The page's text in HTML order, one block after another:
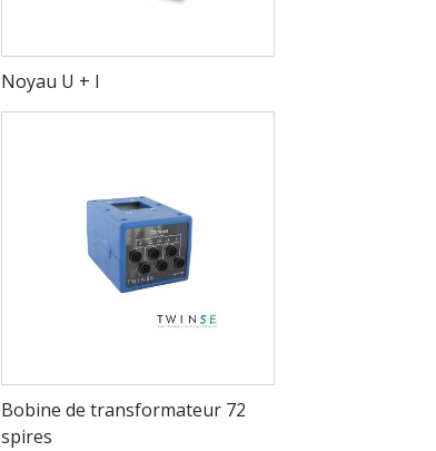
Noyau U + I
Bobine de transformateur 72
spires